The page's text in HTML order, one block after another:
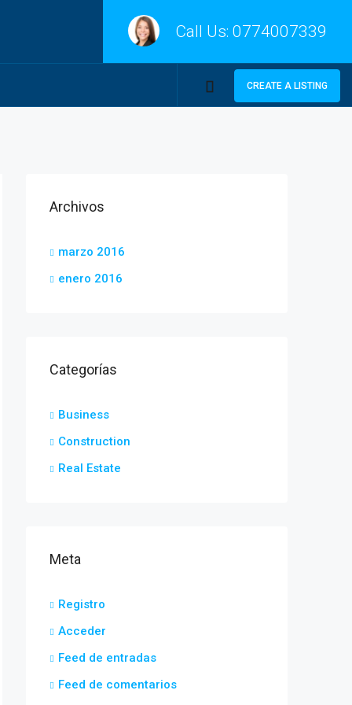
Call Us: 0774007339
CREATE A LISTING
Archivos
marzo 2016
enero 2016
Categorías
Business
Construction
Real Estate
Meta
Registro
Acceder
Feed de entradas
Feed de comentarios